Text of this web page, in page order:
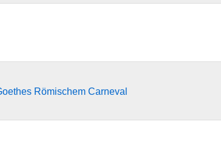
Römischem Carneval